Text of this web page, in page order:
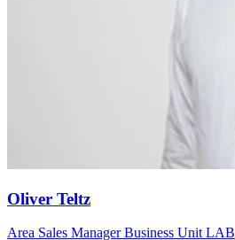
Oliver Teltz
Area Sales Manager Business Unit LAB